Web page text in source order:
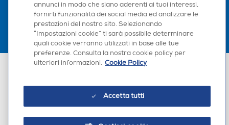
Euronics Italia SpA. Sede legale Via Montefeltro, 6/a 20156 Milano
annunci in modo che siano aderenti ai tuoi interessi,
fornirti funzionalità dei social media ed analizzare le
prestazioni del nostro sito. Selezionando
“Impostazioni cookie” ti sarà possibile determinare
quali cookie verranno utilizzati in base alle tue
preferenze. Consulta la nostra cookie policy per
ulteriori informazioni. Cookie Policy
Accetta tutti